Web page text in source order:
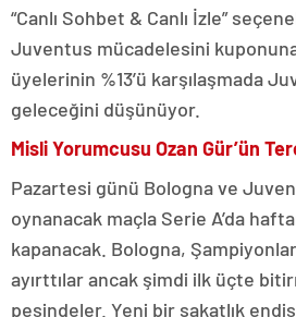
“Canlı Sohbet & Canlı İzle”
Juventus mücadelesini
üyelerinin %13’ü karşılaşmada
geleceğini düşünüyor.
Misli Yorumcusu Ozan Gür’ün
Pazartesi günü Bologna ve
oynanacak maçla Serie A’da
kapanacak. Bologna,
ayırttılar ancak şimdi ilk üçte
peşindeler. Yeni bir sakatlık